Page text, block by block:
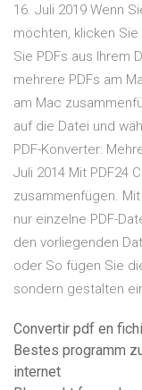
16. Juli 2019 Wenn
möchten, klicken
Sie PDFs aus Ihrem
mehrere PDFs am
am Mac
auf die Datei und
PDF-Konverter:
Juli 2014 Mit PDF24
zusammenfügen.
nur einzelne PDF-
den vorliegenden
oder So fügen Sie
sondern gestalten
Convertir pdf en
Bestes programm
internet